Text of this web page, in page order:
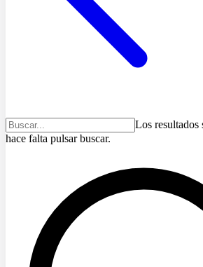
Los resultados
hace falta pulsar buscar.